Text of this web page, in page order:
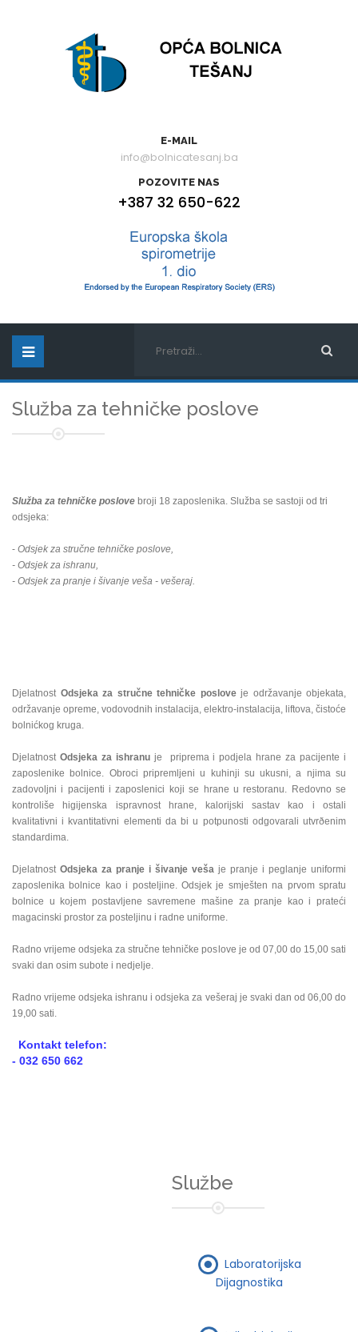
E-MAIL
info@bolnicatesanj.ba
POZOVITE NAS
+387 32 650-622
Služba za tehničke poslove
Služba za tehničke poslove broji 18 zaposlenika. Služba se sastoji od tri
odsjeka:
- Odsjek za stručne tehničke poslove,
- Odsjek za ishranu,
- Odsjek za pranje i šivanje veša - vešeraj.
Djelatnost Odsjeka za stručne tehničke posloveje održavanje objekata,
održavanje opreme, vodovodnih instalacija, elektro-instalacija, liftova, čistoće
bolnićkog kruga.
Djelatnost Odsjeka za ishranuje priprema i podjela hrane za pacijente i
zaposlenike bolnice. Obroci pripremljeni u kuhinji su ukusni, a njima su
zadovoljni i pacijenti i zaposlenici koji se hrane u restoranu. Redovno se
kontroliše higijenska ispravnost hrane, kalorijski sastav kao i ostali
kvalitativni i kvantitativni elementi da bi u potpunosti odgovarali utvrðenim
standardima.
Djelatnost Odsjeka za pranje i šivanje veša je pranje i peglanje uniformi
zaposlenika bolnice kao i posteljine. Odsjek je smješten na prvom spratu
bolnice u kojem postavljene savremene mašine za pranje kao i prateći
magacinski prostor za posteljinu i radne uniforme.
Radno vrijeme odsjeka za stručne tehničke poslove je od 07,00 do 15,00 sati
svaki dan osim subote i nedjelje.
Radno vrijeme odsjeka ishranu i odsjeka za vešeraj je svaki dan od 06,00 do
19,00 sati.
Kontakt telefon:
- 032 650 662
Službe
Laboratorijska
Dijagnostika